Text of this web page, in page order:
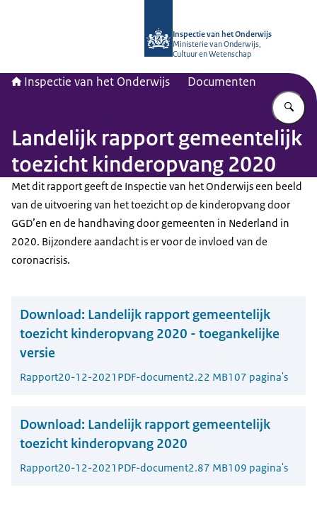
Inspectie van het Onderwijs
Ministerie van Onderwijs,
Cultuur en Wetenschap
Inspectie van het Onderwijs Documenten
Landelijk rapport gemeentelijk
toezicht kinderopvang 2020
Met dit rapport geeft de Inspectie van het Onderwijs een beeld
van de uitvoering van het toezicht op de kinderopvang door
GGD’en en de handhaving door gemeenten in Nederland in
2020. Bijzondere aandacht is er voor de invloed van de
coronacrisis.
Download: Landelijk rapport gemeentelijk
toezicht kinderopvang 2020 - toegankelijke
versie
Rapport20-12-2021 PDF-document2.22 MB107 pagina's
Download: Landelijk rapport gemeentelijk
toezicht kinderopvang 2020
Rapport20-12-2021 PDF-document2.87 MB109 pagina's